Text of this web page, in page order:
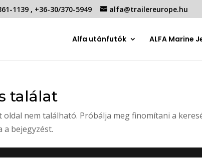
1139 , +36-30/370-5949 alfa@trailereurope.hu
Alfa utánfutók ALFA Marine
találat
oldal nem található. Próbálja meg finomítani a
a bejegyzést.